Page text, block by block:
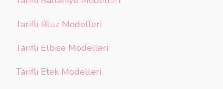
Tarifli Bluz Modelleri
Tarifli Elbise Modelleri
Tarifli Etek Modelleri